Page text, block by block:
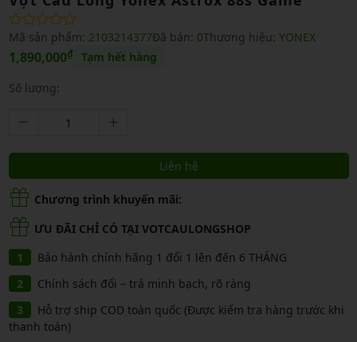
Mã sản phẩm: 2103214377Đã bán: 0Thương hiệu: YONEX
1,890,000₫ Tạm hết hàng
Số lượng:
Liên hệ
Chương trình khuyến mãi:
ƯU ĐÃI CHỈ CÓ TẠI VOTCAULONGSHOP
Bảo hành chính hãng 1 đổi 1 lên đến 6 THÁNG
Chính sách đổi – trả minh bạch, rõ ràng
Hỗ trợ ship COD toàn quốc (Được kiểm tra hàng trước khi
thanh toán)